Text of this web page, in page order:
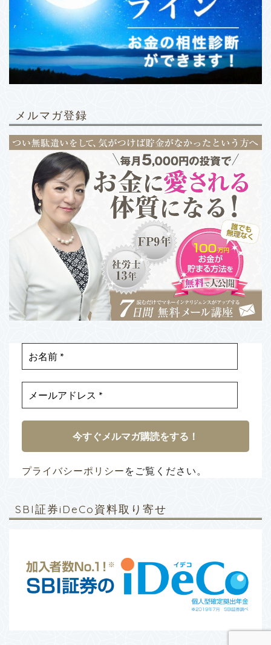
メルマガ登録
プライバシーポリシーをご覧ください。
SBI証券iDeCo資料取り寄せ